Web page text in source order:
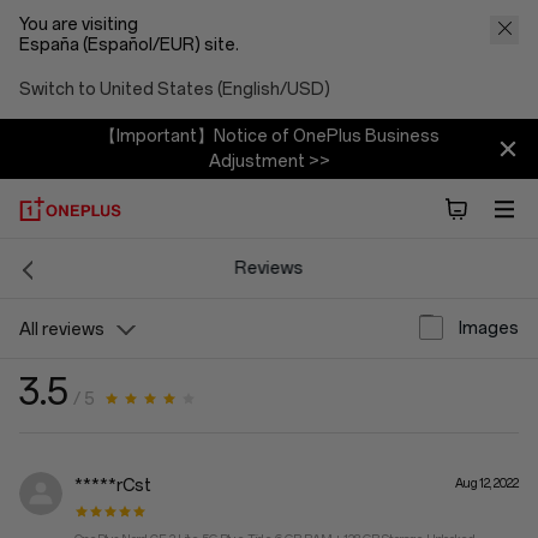
You are visiting
España (Español/EUR) site.
Switch to United States (English/USD)
【Important】Notice of OnePlus Business
Adjustment >>
All reviews Images
Reviews
3.5 / 5
*****rCst Aug 12, 2022